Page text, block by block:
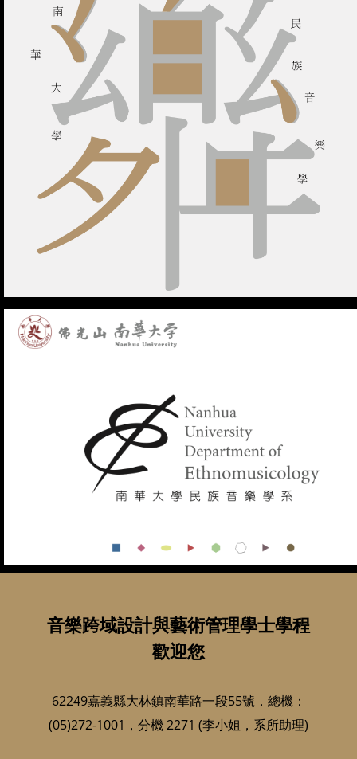
音樂跨域設計與藝術管理學士學程
歡迎您
62249嘉義縣大林鎮南華路一段55號．總機：
(05)272-1001，分機 2271 (李小姐，系所助理)